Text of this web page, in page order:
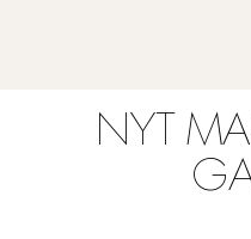
NYT